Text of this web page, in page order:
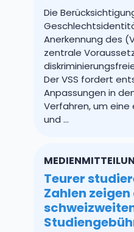
Die
Anerkennung des
zentrale
Der VSS fordert
Anpassungen in
Verfahren, um eine
und ...
Teurer
Zahlen zeigen